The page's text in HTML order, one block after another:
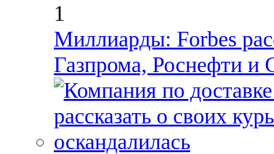
1
Миллиарды: Forbes
Газпрома, Роснефти и